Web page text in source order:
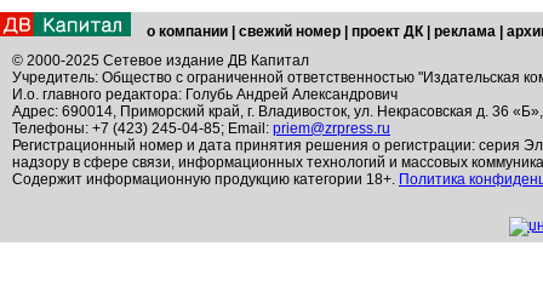
о компании свежий номер проект ДК реклама
© 2000-2025 Сетевое издание ДВ Капитал
Учредитель: Общество с ограниченной ответственностью "Издательская
И.о. главного редактора: Голубь Андрей Александрович
Адрес: 690014, Приморский край, г. Владивосток, ул. Некрасовская д. 36
Телефоны: +7 (423) 245-04-85; Email: priem@zrpress.ru
Регистрационный номер и дата принятия решения о регистрации: серия
надзору в сфере связи, информационных технологий и массовых
Содержит информационную продукцию категории 18+. Политика